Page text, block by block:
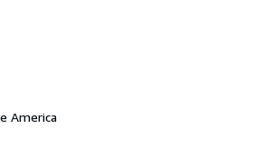
America